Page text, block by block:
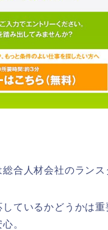
合人材会社のランス
ているかどうかは
。